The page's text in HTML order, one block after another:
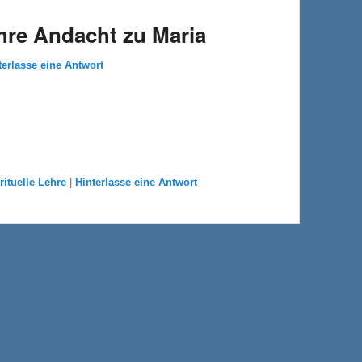
Andacht zu Maria
eine Antwort
Lehre Hinterlasse eine Antwort